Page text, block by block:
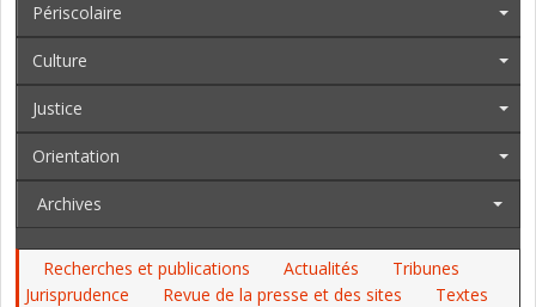
Périscolaire
Culture
Justice
Orientation
Archives
Recherches et publications Actualités
Tribunes
Jurisprudence
Revue de la presse et des sites
Textes